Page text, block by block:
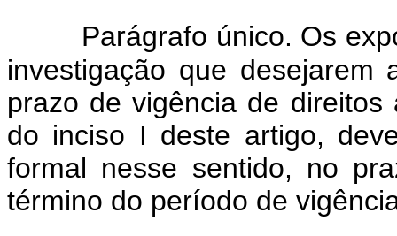
Parágrafo único. Os
investigação que
prazo de vigência de direitos
do inciso I deste artigo,
formal nesse sentido, no
término do período de